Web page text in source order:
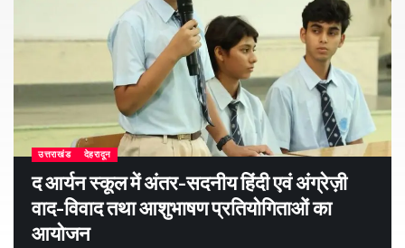
उत्तराखंड देहरादून
द आर्यन स्कूल में अंतर-सदनीय हिंदी एवं अंग्रेज़ी
वाद-विवाद तथा आशुभाषण प्रतियोगिताओं का
आयोजन